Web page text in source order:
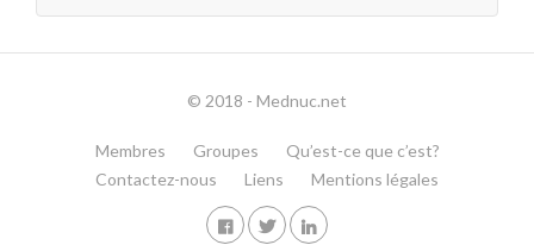
© 2018 - Mednuc.net
Membres Groupes
Qu’est-ce que c’est?
Contactez-nous
Liens Mentions légales